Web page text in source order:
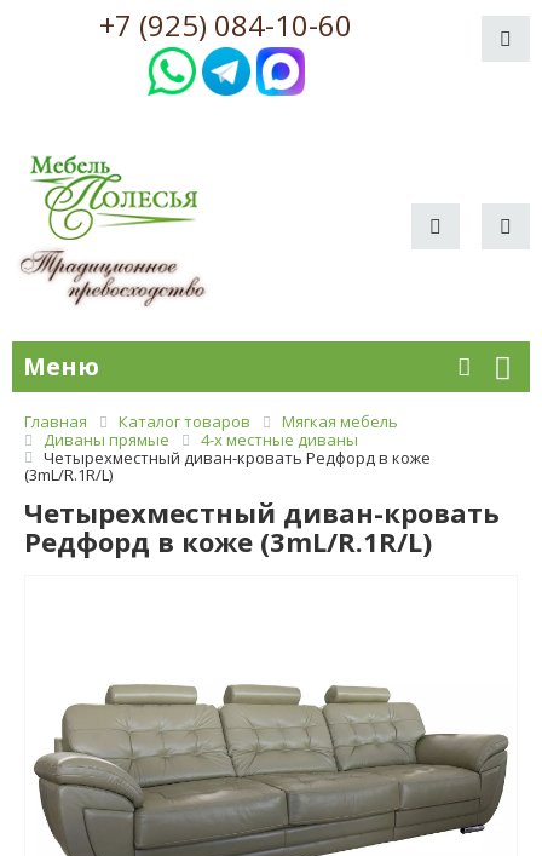
+7 (925) 084-10-60
Меню
Главная Каталог товаров
Мягкая мебель
Диваны прямые
4-х местные диваны
Четырехместный диван-кровать Редфорд в коже
(3mL/R.1R/L)
Четырехместный диван-кровать
Редфорд в коже (3mL/R.1R/L)